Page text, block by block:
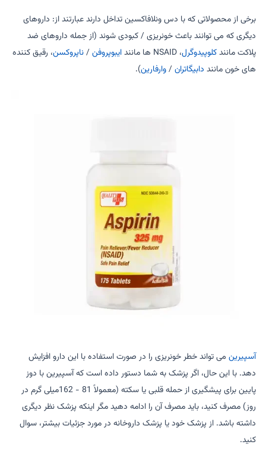
برخی از محصولاتی که با دس ونلافاکسین تداخل دارند عبارتند از: داروهای
دیگری که می توانند باعث خونریزی / کبودی شوند (از جمله داروهای ضد
پلاکت مانندکلوپیدوگرل، NSAID ها مانند ایبوپروفن/ناپروکسن، رقیق کننده
های خون مانند دابیگاتران/وارفارین).
آسپیرین می تواند خطر خونریزی را در صورت استفاده با این دارو افزایش
دهد. با این حال، اگر پزشک به شما دستور داده است که آسپیرین با دوز
پایین برای پیشگیری از حمله قلبی یا سکته (معمولاً 81 - 162میلی گرم در
روز) مصرف کنید، باید مصرف آن را ادامه دهید مگر اینکه پزشک نظر دیگری
داشته باشد. از پزشک خود یا پزشک داروخانه در مورد جزئیات بیشتر، سوال
کنید.